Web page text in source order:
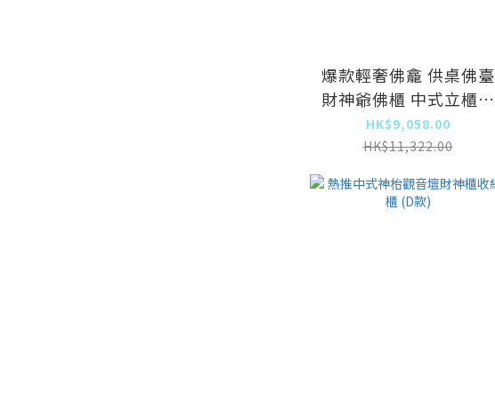
爆款輕奢佛龕 供桌佛臺
財神爺佛櫃 中式立櫃帶
門神龕【帶門式】
90x48x190cm
HK$9,058.00
HK$11,322.00